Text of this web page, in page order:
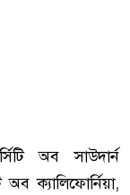
অব সাউদার্ন
ক্যালিফোর্নিয়া,